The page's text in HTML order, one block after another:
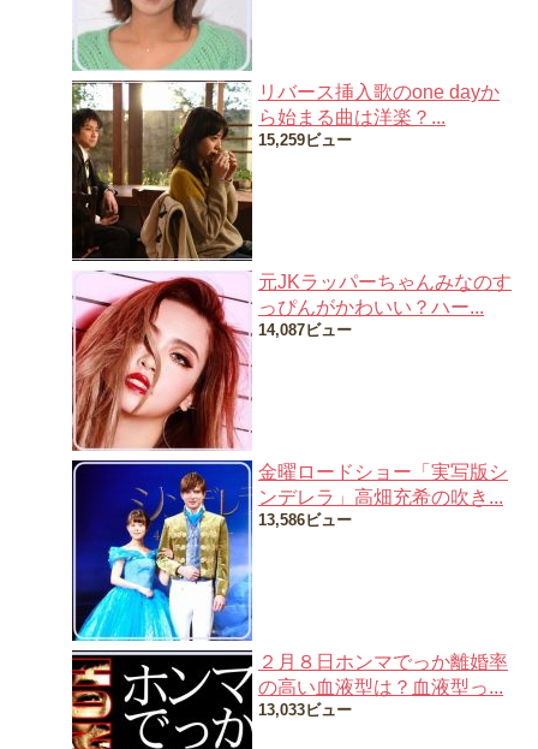
リバース挿入歌のone dayか
ら始まる曲は洋楽？...
15,259ビュー
元JKラッパーちゃんみなのす
っぴんがかわいい？ハー...
14,087ビュー
金曜ロードショー「実写版シ
ンデレラ」高畑充希の吹き...
13,586ビュー
２月８日ホンマでっか離婚率
の高い血液型は？血液型っ...
13,033ビュー